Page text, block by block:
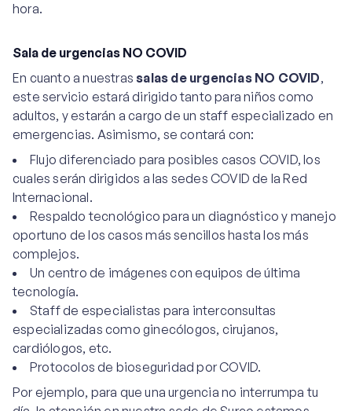
hora.
Sala de urgencias NO COVID
En cuanto a nuestrassalas de urgencias NO COVID,
este servicio estará dirigido tanto para niños como
adultos, y estarán a cargo de un staff especializado en
emergencias. Asimismo, se contará con:
Flujo diferenciado para posibles casos COVID, los
cuales serán dirigidos a las sedes COVID de la Red
Internacional.
Respaldo tecnológico para un diagnóstico y manejo
oportuno de los casos más sencillos hasta los más
complejos.
Un centro de imágenes con equipos de última
tecnología.
Staff de especialistas para interconsultas
especializadas como ginecólogos, cirujanos,
cardiólogos, etc.
Protocolos de bioseguridad por COVID.
Por ejemplo, para que una urgencia no interrumpa tu